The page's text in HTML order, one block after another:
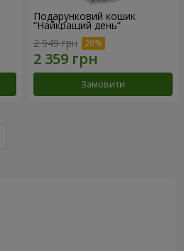
Подарунковий кошик
“Найкращий день”
2 949 грн
Замовити